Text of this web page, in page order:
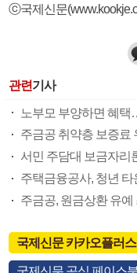
ⓒ국제신문
관련기사
노부모 부양하면 혜
주금공 취약층 보증료
서민 주담대 보금자리
주택금융공사, 청년 타
주금공, 원금상환 유
국제신문 카카오플러